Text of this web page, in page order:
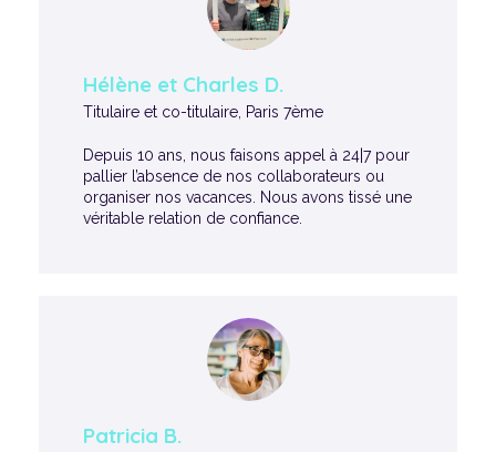
Hélène et Charles D.
Titulaire et co-titulaire, Paris 7ème
Depuis 10 ans, nous faisons appel à 24|7 pour
pallier l’absence de nos collaborateurs ou
organiser nos vacances. Nous avons tissé une
véritable relation de confiance.
Patricia B.